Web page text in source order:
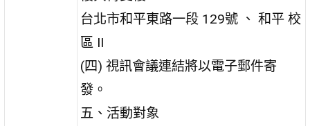
台北市和平東路一段 129號 、 和平 校
區 II
(四) 視訊會議連結將以電子郵件寄
發。
五、活動對象